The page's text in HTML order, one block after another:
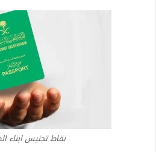
نقاط تجنيس ابناء